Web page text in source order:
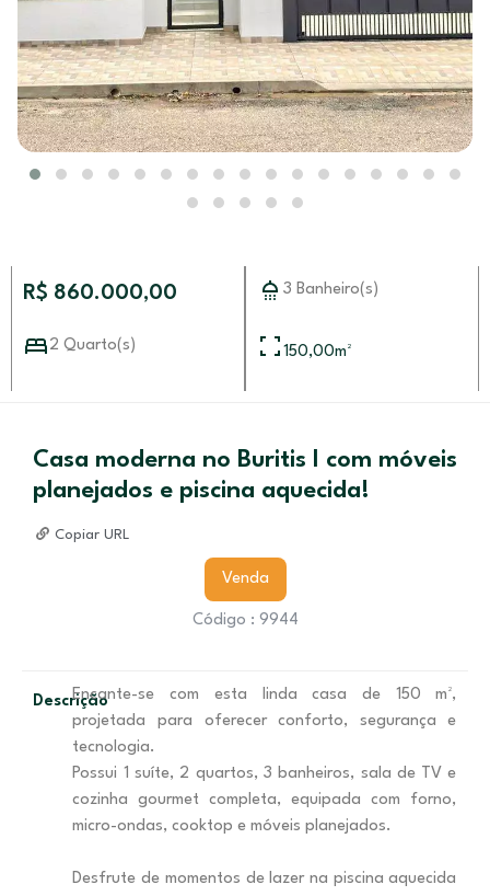
R$ 860.000,00 3 Banheiro(s)
2 Quarto(s) 150,00m²
Casa moderna no Buritis I com móveis
planejados e piscina aquecida!
Copiar URL
Venda
Código : 9944
DescriçãoEncante-se com esta linda casa de 150 m²,
projetada para oferecer conforto, segurança e
tecnologia.
Possui 1 suíte, 2 quartos, 3 banheiros, sala de TV e
cozinha gourmet completa, equipada com forno,
micro-ondas, cooktop e móveis planejados.
Desfrute de momentos de lazer na piscina aquecida